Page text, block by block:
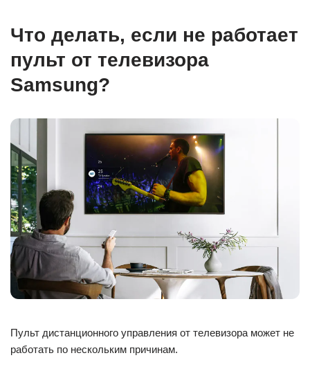
Что делать, если не работает
пульт от телевизора
Samsung?
Пульт дистанционного управления от телевизора может не
работать по нескольким причинам.